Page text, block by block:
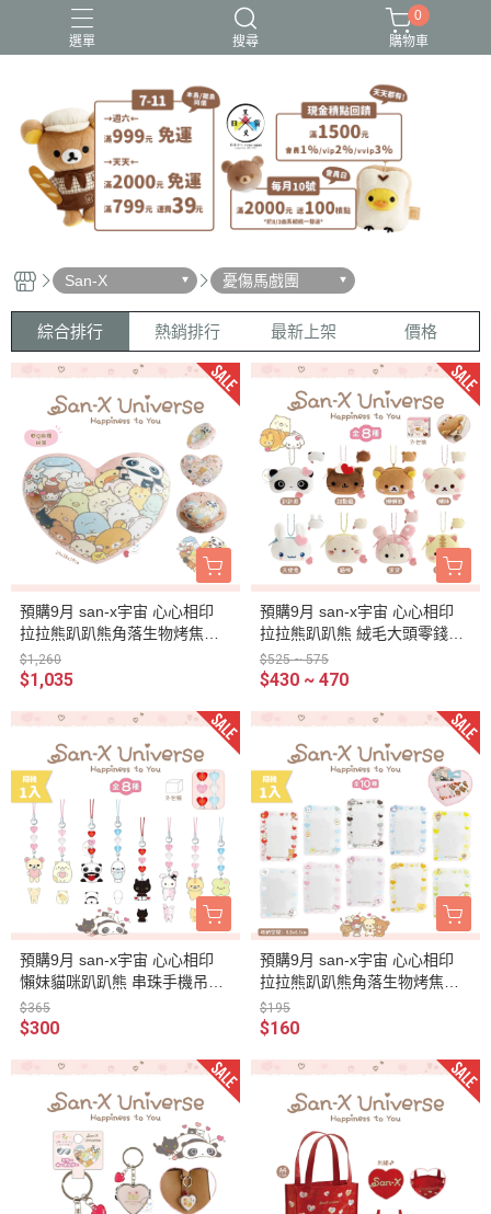
選單 搜尋
史努比歐拉夫 吉伊卡哇 憂傷馬戲團
拉拉熊
迪士尼-玩具總動員
0
購物車
San-X 憂傷馬戲團
綜合排行 熱銷排行 最新上架 價格
預購9月 san-x宇宙 心心相印
拉拉熊趴趴熊角落生物烤焦麵
包 愛心絨毛抱枕 超好摸
$1,260
$1,035
預購9月 san-x宇宙 心心相印
拉拉熊趴趴熊 絨毛大頭零錢包
吊飾 盲抽 全8種 隨機1入
$525 ~ 575
$430 ~ 470
預購9月 san-x宇宙 心心相印
懶妹貓咪趴趴熊 串珠手機吊飾
盲抽 全8種 隨機1入
$365
$300
預購9月 san-x宇宙 心心相印
拉拉熊趴趴熊角落生物烤焦麵
包 卡套 盲抽全10種隨機1入
$195
$160